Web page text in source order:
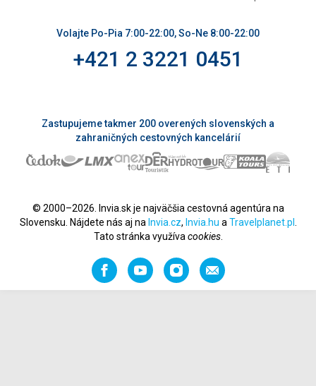
Volajte Po-Pia 7:00-22:00, So-Ne 8:00-22:00
+421 2 3221 0451
Zastupujeme takmer 200 overených slovenských a
zahraničných cestovných kancelárií
© 2000–2026. Invia.sk je najväčšia cestovná agentúra na
Slovensku. Nájdete nás aj na Invia.cz, Invia.hu a Travelplanet.pl
Tato stránka využíva cookies.
FacebookYouTubeInstagramOdporučiť